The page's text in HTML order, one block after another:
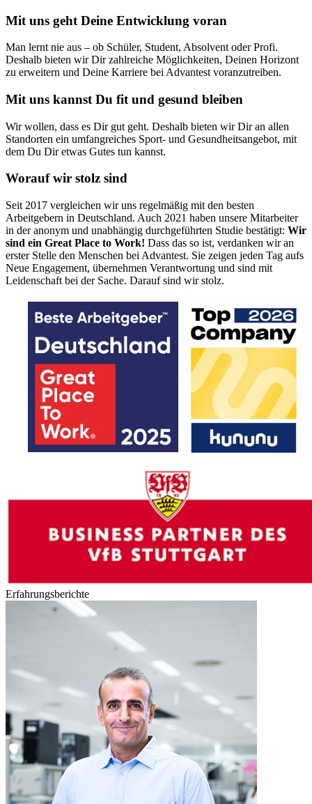
Mit uns geht Deine Entwicklung voran
Man lernt nie aus – ob Schüler, Student, Absolvent oder Profi.
Deshalb bieten wir Dir zahlreiche Möglichkeiten, Deinen Horizont
zu erweitern und Deine Karriere bei Advantest voranzutreiben.
Mit uns kannst Du fit und gesund bleiben
Wir wollen, dass es Dir gut geht. Deshalb bieten wir Dir an allen
Standorten ein umfangreiches Sport- und Gesundheitsangebot, mit
dem Du Dir etwas Gutes tun kannst.
Worauf wir stolz sind
Seit 2017 vergleichen wir uns regelmäßig mit den besten
Arbeitgebern in Deutschland. Auch 2021 haben unsere Mitarbeiter
in der anonym und unabhängig durchgeführten Studie bestätigt: Wir
sind ein Great Place to Work! Dass das so ist, verdanken wir an
erster Stelle den Menschen bei Advantest. Sie zeigen jeden Tag aufs
Neue Engagement, übernehmen Verantwortung und sind mit
Leidenschaft bei der Sache. Darauf sind wir stolz.
Erfahrungsberichte